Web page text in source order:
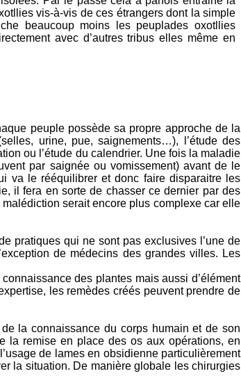
vis-à-vis de ces étrangers dont la simple
beaucoup moins les peuplades oxotllies
avec d’autres tribus elles même en
peuple possède sa propre approche de la
urine, pue, saignements…), l’étude des
ou l’étude du calendrier. Une fois la maladie
par saignée ou vomissement) avant de le
va le rééquilibrer et donc faire disparaitre les
il fera en sorte de chasser ce dernier par des
serait encore plus complexe car elle
pratiques qui ne sont pas exclusives l’une de
de médecins des grandes villes. Les
des plantes mais aussi d’élément
les remèdes créés peuvent prendre de
la connaissance du corps humain et de son
la remise en place des os aux opérations, en
de lames en obsidienne particulièrement
la situation. De manière globale les chirurgies